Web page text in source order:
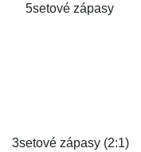
5setové zápasy
3setové zápasy (2:1)